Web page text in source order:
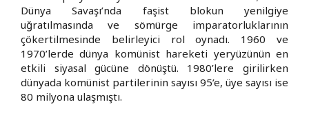
Dünya Savaşı’nda faşist blokun yenilgiye
uğratılmasında ve sömürge imparatorluklarının
çökertilmesinde belirleyici rol oynadı. 1960 ve
1970’lerde dünya komünist hareketi yeryüzünün en
etkili siyasal gücüne dönüştü. 1980’lere girilirken
dünyada komünist partilerinin sayısı 95’e, üye sayısı ise
80 milyona ulaşmıştı.